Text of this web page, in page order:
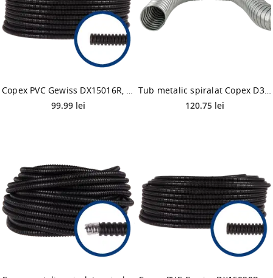
99.99 lei
Tub metalic spiralat Copex D37, 25 m
120.75 lei